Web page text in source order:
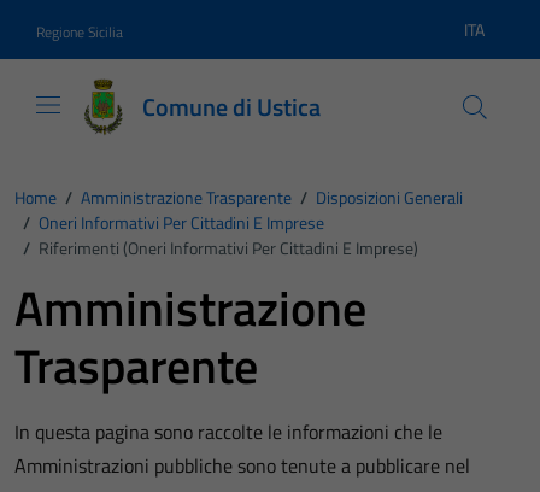
Regione Sicilia Lingua
ITA
Comune di Ustica
Home / Amministrazione Trasparente / Disposizioni Generali
/ Oneri Informativi Per Cittadini E Imprese
/ Riferimenti (Oneri Informativi Per Cittadini E Imprese)
Amministrazione
Trasparente
In questa pagina sono raccolte le informazioni che le
Amministrazioni pubbliche sono tenute a pubblicare nel